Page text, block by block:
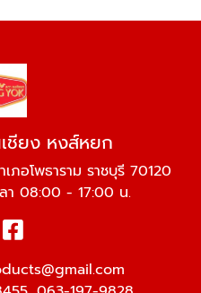
ชียง หงส์หยก
ภอโพธาราม ราชบุรี 70120
า 08:00 - 17:00 น.